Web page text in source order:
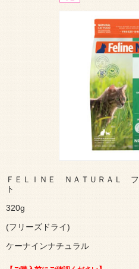
ＦＥＬＩＮＥ ＮＡＴＵＲＡＬ
ト
320g
(フリーズドライ)
ケーナインナチュラル